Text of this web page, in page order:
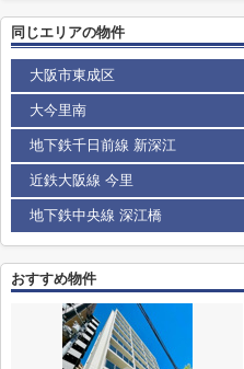
同じエリアの物件
大阪市東成区
大今里南
地下鉄千日前線 新深江
近鉄大阪線 今里
地下鉄中央線 深江橋
おすすめ物件